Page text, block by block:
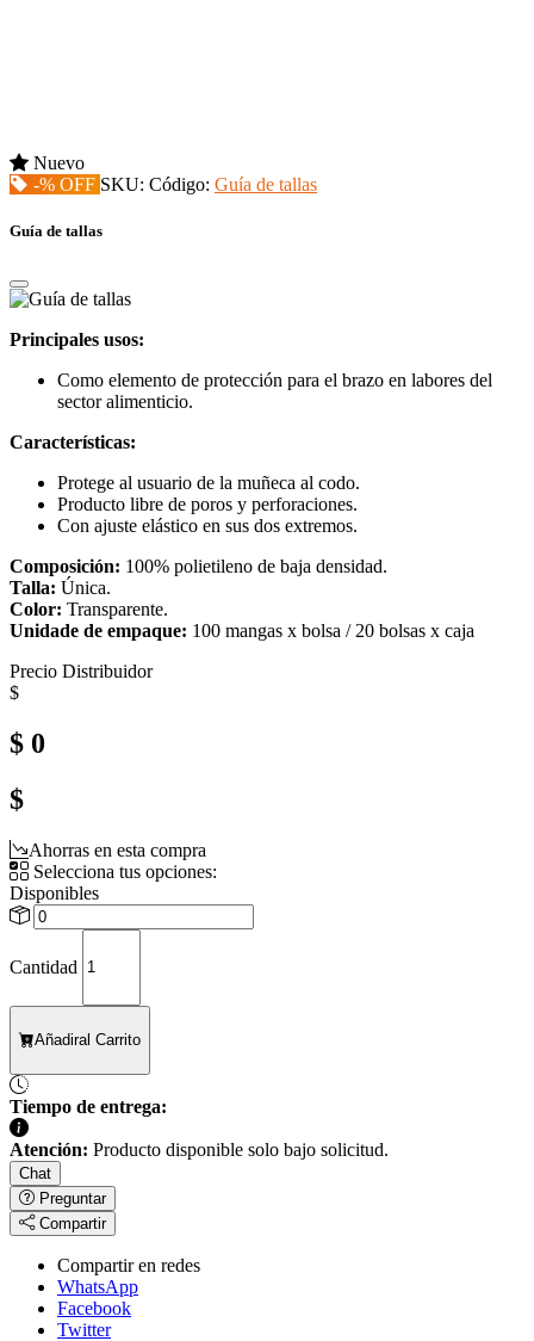
Nuevo
-% OFF SKU: Código: Guía de tallas
Guía de tallas
Principales usos:
Como elemento de protección para el brazo en labores del
sector alimenticio.
Características:
Protege al usuario de la muñeca al codo.
Producto libre de poros y perforaciones.
Con ajuste elástico en sus dos extremos.
Composición: 100% polietileno de baja densidad.
Talla: Única.
Color: Transparente.
Unidade de empaque: 100 mangas x bolsa / 20 bolsas x caja
Precio Distribuidor
$
$ 0
$
Ahorras en esta compra
Selecciona tus opciones:
Disponibles
Cantidad
Añadiral Carrito
Tiempo de entrega:
Atención: Producto disponible solo bajo solicitud.
Chat
Preguntar
Compartir
Compartir en redes
WhatsApp
Facebook
Twitter